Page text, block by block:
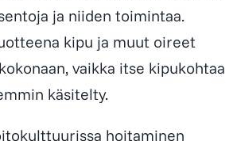
ja niiden toimintaa.
kipu ja muut oireet
vaikka itse kipukohtaa
käsitelty.
hoitaminen